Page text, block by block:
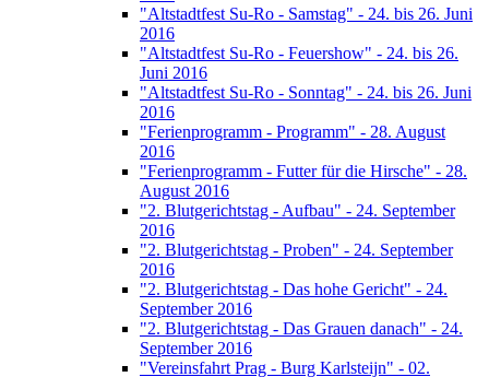
"Altstadtfest Su-Ro - Samstag" - 24. bis 26. Juni
2016
"Altstadtfest Su-Ro - Feuershow" - 24. bis 26.
Juni 2016
"Altstadtfest Su-Ro - Sonntag" - 24. bis 26. Juni
2016
"Ferienprogramm - Programm" - 28. August
2016
"Ferienprogramm - Futter für die Hirsche" - 28.
August 2016
"2. Blutgerichtstag - Aufbau" - 24. September
2016
"2. Blutgerichtstag - Proben" - 24. September
2016
"2. Blutgerichtstag - Das hohe Gericht" - 24.
September 2016
"2. Blutgerichtstag - Das Grauen danach" - 24.
September 2016
"Vereinsfahrt Prag - Burg Karlsteijn" - 02.